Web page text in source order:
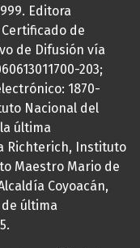
Editora
de
de Difusión vía
203;
1870-
Nacional del
última
Richterich, Instituto
Maestro Mario de
Coyoacán,
de última